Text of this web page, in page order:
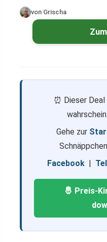
von Grischa
⏰ Dieser
Gehe zur
Facebook |
🤴 Preis-